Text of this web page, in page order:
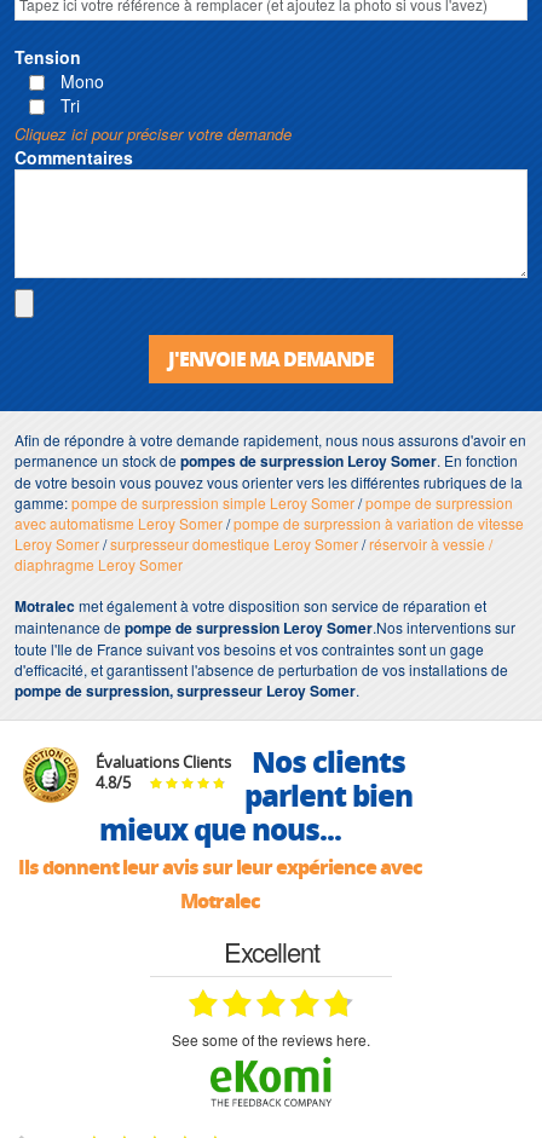
Tension
Mono
Tri
Cliquez ici pour préciser votre demande
Commentaires
J'ENVOIE MA DEMANDE
Afin de répondre à votre demande rapidement, nous nous assurons d'avoir en
permanence un stock depompes de surpression Leroy Somer. En fonction
de votre besoin vous pouvez vous orienter vers les différentes rubriques de la
gamme:pompe de surpression simple Leroy Somer/pompe de surpression
avec automatisme Leroy Somer/pompe de surpression à variation de vitesse
Leroy Somer/surpresseur domestique Leroy Somer/réservoir à vessie /
diaphragme Leroy Somer
Motralecmet également à votre disposition son service de réparation et
maintenance depompe de surpression Leroy Somer.Nos interventions sur
toute l'Ile de France suivant vos besoins et vos contraintes sont un gage
d'efficacité, et garantissent l'absence de perturbation de vos installations de
pompe de surpression, surpresseur Leroy Somer.
Évaluations Clients
4.8/5
Nos clients
parlent bien
mieux que nous...
Ils donnent leur avis sur leur expérience avec
Motralec
Excellent
see some of the reviews here.